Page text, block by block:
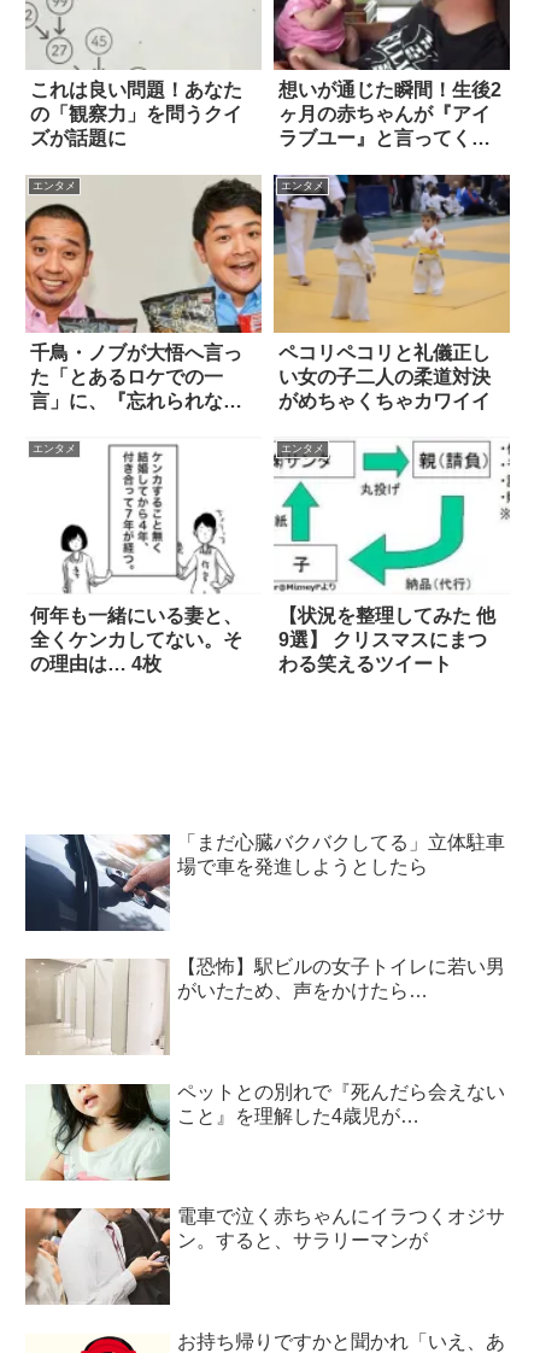
これは良い問題！あなた
の「観察力」を問うクイ
ズが話題に
想いが通じた瞬間！生後2
ヶ月の赤ちゃんが『アイ
ラブユー』と言ってくれ
エンタメ
千鳥・ノブが大悟へ言っ
た「とあるロケでの一
言」に、『忘れられない
エンタメ
ペコリペコリと礼儀正し
い女の子二人の柔道対決
がめちゃくちゃカワイイ
エンタメ
何年も一緒にいる妻と、
全くケンカしてない。そ
の理由は… 4枚
エンタメ
【状況を整理してみた 他
9選】 クリスマスにまつ
わる笑えるツイート
「まだ心臓バクバクしてる」立体駐車
場で車を発進しようとしたら
【恐怖】駅ビルの女子トイレに若い男
がいたため、声をかけたら…
ペットとの別れで『死んだら会えない
こと』を理解した4歳児が…
電車で泣く赤ちゃんにイラつくオジサ
ン。すると、サラリーマンが
お持ち帰りですかと聞かれ「いえ、あ